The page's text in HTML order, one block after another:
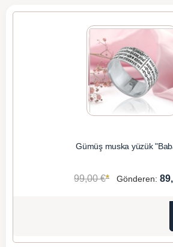
Gümüş muska yüzük
99,00 €* Gönderen: